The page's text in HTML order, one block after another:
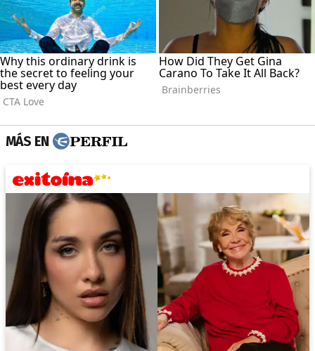
MÁS EN